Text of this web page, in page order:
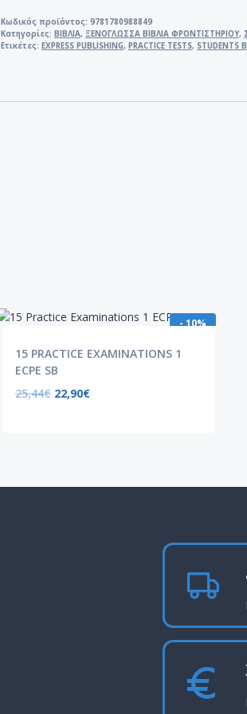
PRACTICE
TESTS
Κωδικός προϊόντος: 9781780988849
Κατηγορίες: ΒΙΒΛΙΑ, ΞΕΝΟΓΛΩΣΣΑ ΒΙΒΛΙΑ ΦΡΟΝΤΙΣΤΗΡΙΟΥ,
Ετικέτες: EXPRESS PUBLISHING, PRACTICE TESTS, STUDENTS
- 10%
15 PRACTICE EXAMINATIONS 1
ECPE SB
25,44€ 22,90€